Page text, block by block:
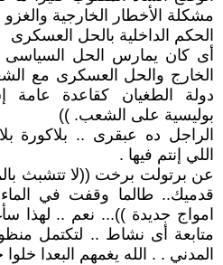
مشكلة الأخطار الخارجية
الحكم الداخلية بالحل العسكرى
أى كان يمارس الحل السياسى
الخارج والحل العسكرى مع
دولة الطغيان كقاعدة عامة
بوليسية على الشعب. ))
الراجل ده عبقرى .. بلاكورة
اللي إنتم فيها .
عن برتولت برخت ((لا تتشبث
قدميك.. طالما وقفت في
امواج جديدة ))... نعم .. لهذا
متابعة أى نشاط .. لتكتمل
المدني . . الله يغمهم البعدا خلوا